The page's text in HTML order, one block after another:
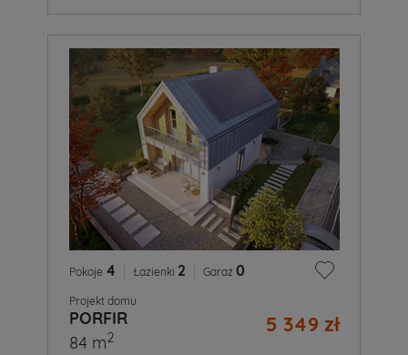
Pokoje 4 Łazienki 2 Garaż 0
Projekt domu
PORFIR 5 349 zł
84 m2